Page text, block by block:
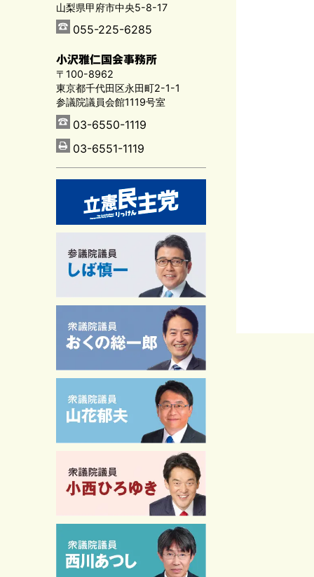
山梨県甲府市中央5-8-17
055-225-6285
小沢雅仁国会事務所
〒100-8962
東京都千代田区永田町2-1-1
参議院議員会館1119号室
03-6550-1119
03-6551-1119